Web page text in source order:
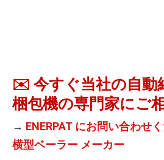
✉️ 今すぐ当社の自動
梱包機の専門家にご
→ ENERPAT にお問い合わせ
横型ベーラー メーカー